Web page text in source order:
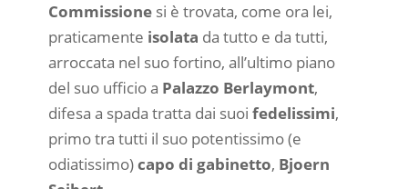
Commissionesi è trovata, come ora lei,
praticamente isolata da tutto e da tutti,
arroccata nel suo fortino, all’ultimo piano
del suo ufficio a Palazzo Berlaymont,
difesa a spada tratta dai suoi fedelissimi,
primo tra tutti il suo potentissimo (e
odiatissimo)capo di gabinetto, Bjoern